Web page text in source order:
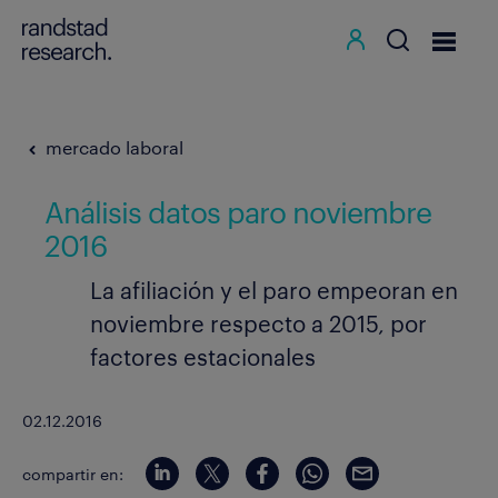
mercado laboral
Análisis datos paro noviembre
2016
La afiliación y el paro empeoran en
noviembre respecto a 2015, por
factores estacionales
02.12.2016
compartir en: